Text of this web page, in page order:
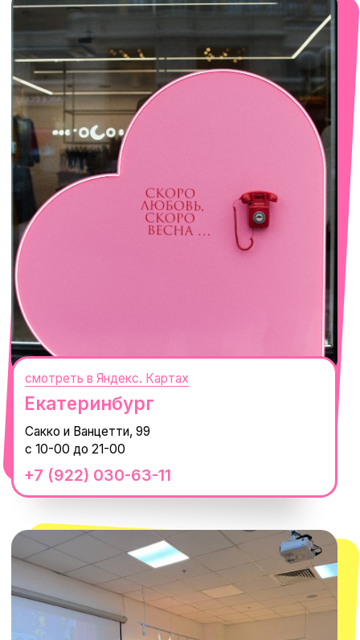
Сочи
Село Эстосадок, ТРЦ Горки Молл,
Горная Карусель, 3
+7 (919) 374-04-04
с 10-00 до 22-00
смотреть в Яндекс. Картах
+7 (932) 602-41-15
ТРК «Европолис Ростокино»
ул. Проспект Мира, 211 к2
с 10-00 до 22-00
Москва
смотреть в Яндекс.Картах